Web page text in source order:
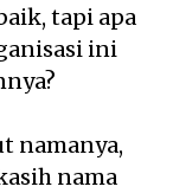
tapi apa
ini
namanya,
nama